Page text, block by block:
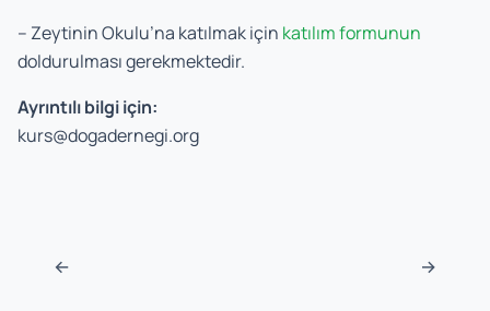
– Zeytinin Okulu’na katılmak için katılım formunun
doldurulması gerekmektedir.
Ayrıntılı bilgi için:
kurs@dogadernegi.org
Post navigation
← →